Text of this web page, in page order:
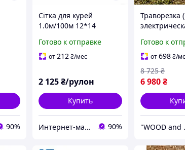
90%
Сітка для курей
1.0м/100м 12*14
Готово к отправке
от212 ₴/мес
2 125₴/рулон
Купить
Интернет-магазин 100 Микрон 90%
Траворезка
350 кг/ч
Готово к
от698₴/
6 980₴
8 725 ₴
"WOOD and